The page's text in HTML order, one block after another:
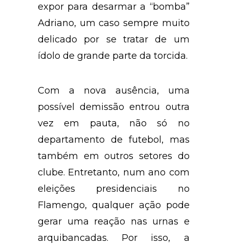
expor para desarmar a “bomba”
Adriano, um caso sempre muito
delicado por se tratar de um
ídolo de grande parte da torcida.
Com a nova ausência, uma
possível demissão entrou outra
vez em pauta, não só no
departamento de futebol, mas
também em outros setores do
clube. Entretanto, num ano com
eleições presidenciais no
Flamengo, qualquer ação pode
gerar uma reação nas urnas e
arquibancadas. Por isso, a